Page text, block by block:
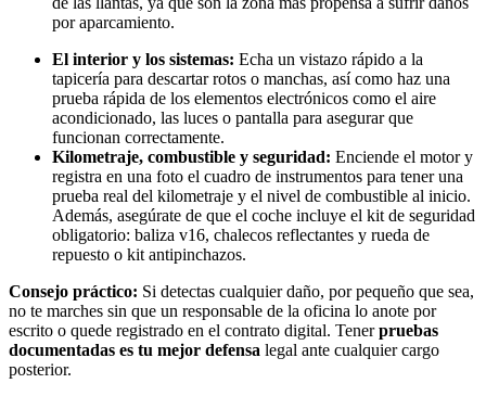
por aparcamiento.
El interior y los sistemas: Echa un vistazo rápido a la
tapicería para descartar rotos o manchas, así como haz una
prueba rápida de los elementos electrónicos como el aire
acondicionado, las luces o pantalla para asegurar que
funcionan correctamente.
Kilometraje, combustible y seguridad: Enciende el motor y
registra en una foto el cuadro de instrumentos para tener una
prueba real del kilometraje y el nivel de combustible al inicio.
Además, asegúrate de que el coche incluye el kit de seguridad
obligatorio: baliza v16, chalecos reflectantes y rueda de
repuesto o kit antipinchazos.
Consejo práctico: Si detectas cualquier daño, por pequeño que sea,
no te marches sin que un responsable de la oficina lo anote por
escrito o quede registrado en el contrato digital. Tenerpruebas
documentadas es tu mejor defensa legal ante cualquier cargo
posterior.